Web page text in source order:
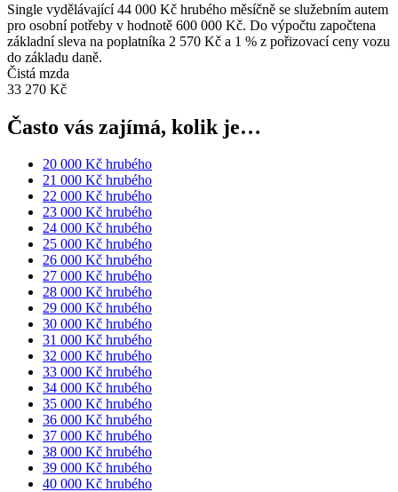
Single vydělávající 44 000 Kč hrubého měsíčně se služebním autem
pro osobní potřeby v hodnotě 600 000 Kč. Do výpočtu započtena
základní sleva na poplatníka 2 570 Kč a 1 % z pořizovací ceny vozu
do základu daně.
Čistá mzda
33 270 Kč
Často vás zajímá, kolik je…
20 000 Kč hrubého
21 000 Kč hrubého
22 000 Kč hrubého
23 000 Kč hrubého
24 000 Kč hrubého
25 000 Kč hrubého
26 000 Kč hrubého
27 000 Kč hrubého
28 000 Kč hrubého
29 000 Kč hrubého
30 000 Kč hrubého
31 000 Kč hrubého
32 000 Kč hrubého
33 000 Kč hrubého
34 000 Kč hrubého
35 000 Kč hrubého
36 000 Kč hrubého
37 000 Kč hrubého
38 000 Kč hrubého
39 000 Kč hrubého
40 000 Kč hrubého